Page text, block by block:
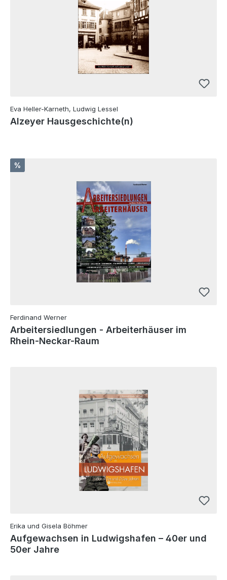
Eva Heller-Karneth, Ludwig Lessel
Alzeyer Hausgeschichte(n)
Rabatt
%
Ferdinand Werner
Arbeitersiedlungen - Arbeiterhäuser im
Rhein-Neckar-Raum
Erika und Gisela Böhmer
Aufgewachsen in Ludwigshafen – 40er und
50er Jahre